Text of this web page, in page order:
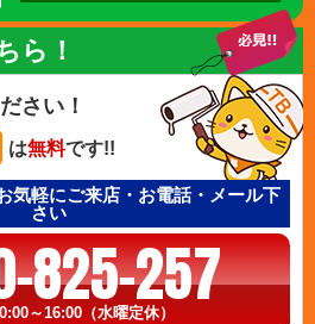
ら！
さい！
は無料です!!
気軽にご来店・お電話・メール下
さい
825-257
～16:00（水曜定休）